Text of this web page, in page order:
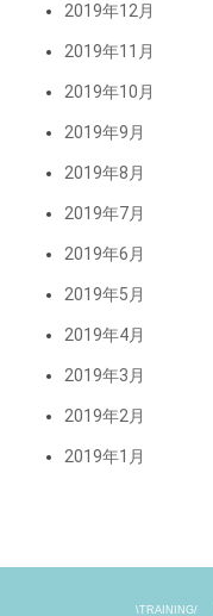
2019年12月
2019年11月
2019年10月
2019年9月
2019年8月
2019年7月
2019年6月
2019年5月
2019年4月
2019年3月
2019年2月
2019年1月
\TRAINING/